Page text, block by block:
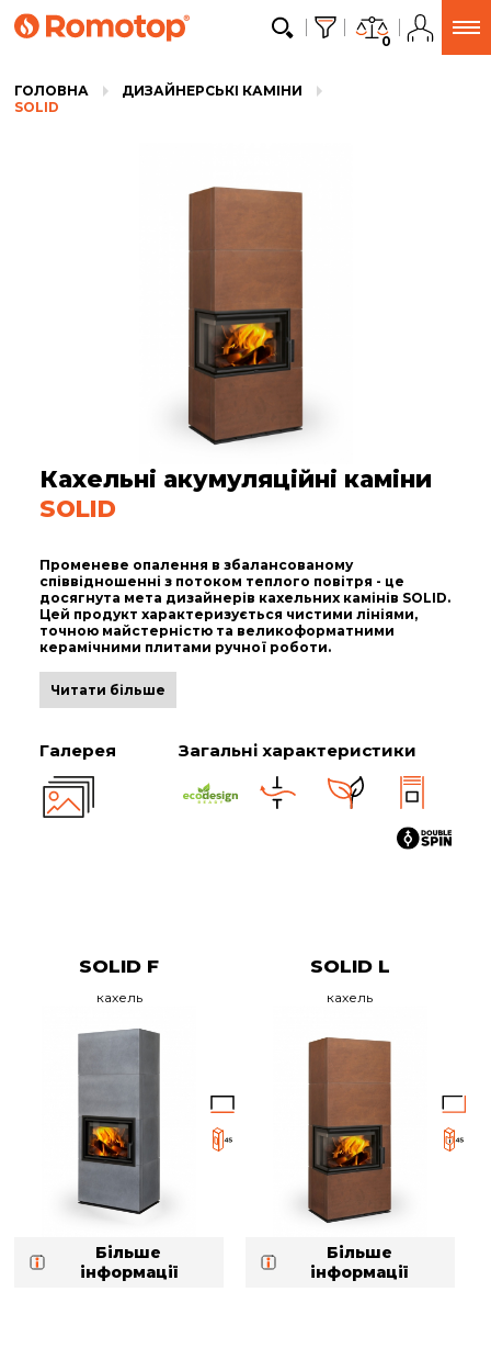
0
ГОЛОВНА
ДИЗАЙНЕРСЬКІ КАМІНИ
SOLID
Кахельні акумуляційні каміни
SOLID
Променеве опалення в збалансованому
співвідношенні з потоком теплого повітря - це
досягнута мета дизайнерів кахельних камінів SOLID.
Цей продукт характеризується чистими лініями,
точною майстерністю та великоформатними
керамічними плитами ручної роботи.
Читати більше
Галерея Загальні характеристики
SOLID F
кахель
Більше
інформації
SOLID L
кахель
Більше
інформації